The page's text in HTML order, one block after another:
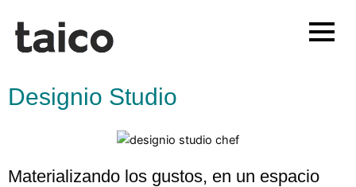
contenido
Designio Studio
Materializando los gustos, en un espacio